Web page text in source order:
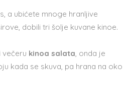
a ubićete mnoge hranljive
dobili tri šolje kuvane kinoe.
večeru kinoa salata, onda je
kada se skuva, pa hrana na oko